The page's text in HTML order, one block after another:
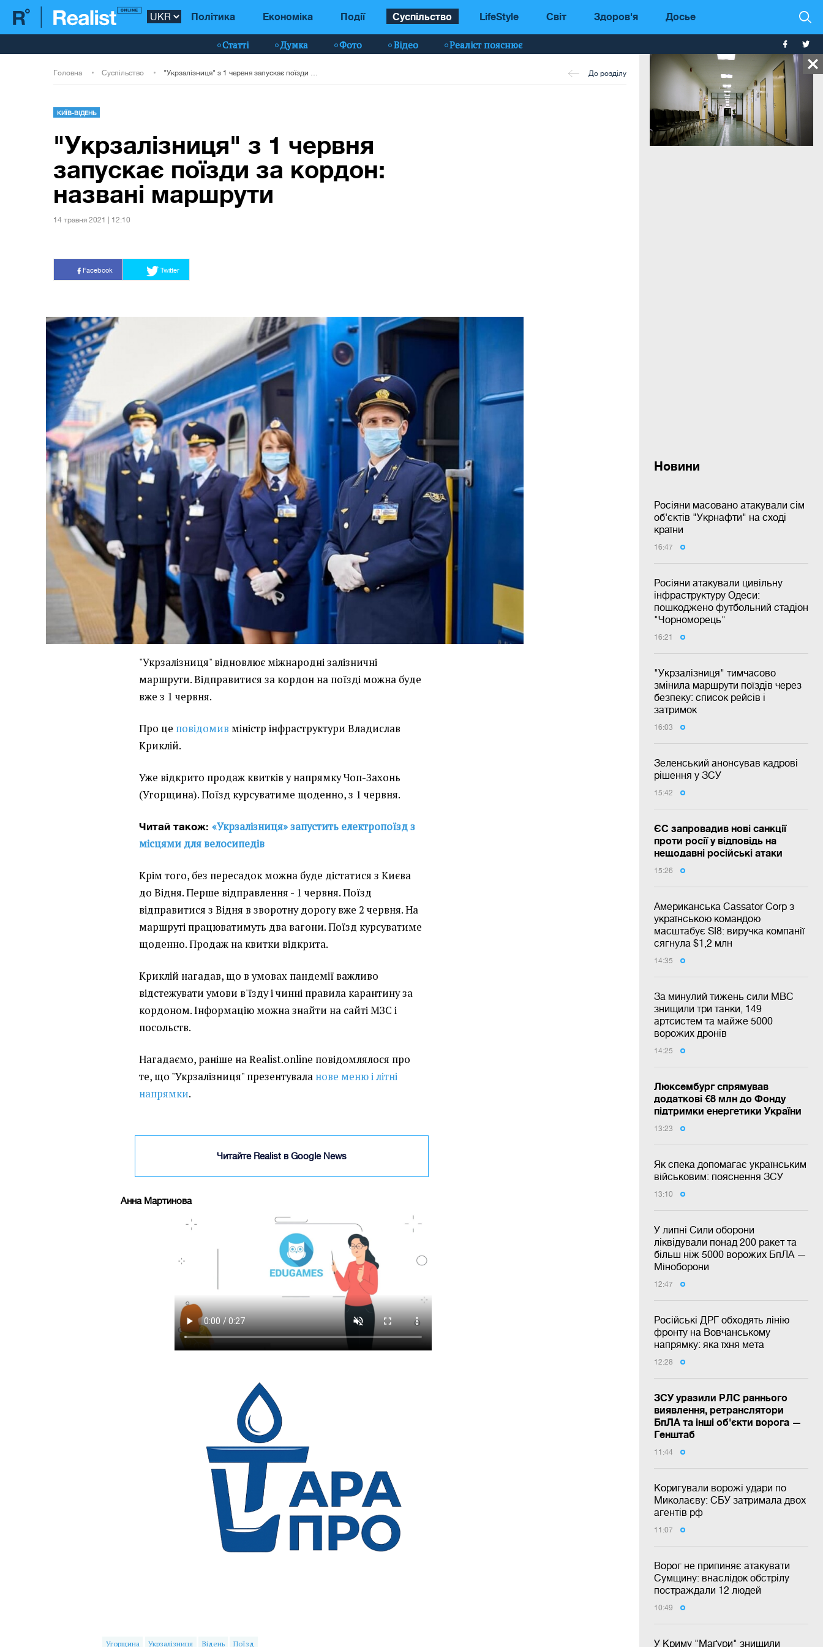
Політика Економіка Події Суспільство LifeStyle Світ Здоров'я Досье
Статті Думка Фото Відео Реаліст пояснює
Новини
Росіяни масовано атакували сім
об'єктів "Укрнафти" на сході
країни
16:47
Росіяни атакували цивільну
інфраструктуру Одеси:
пошкоджено футбольний стадіон
"Чорноморець"
16:21
"Укрзалізниця" тимчасово
змінила маршрути поїздів через
безпеку: список рейсів і
затримок
16:03
Зеленський анонсував кадрові
рішення у ЗСУ
15:42
ЄС запровадив нові санкції
проти росії у відповідь на
нещодавні російські атаки
15:26
Американська Cassator Corp з
українською командою
масштабує SI8: виручка компанії
сягнула $1,2 млн
14:35
За минулий тижень сили МВС
знищили три танки, 149
артсистем та майже 5000
ворожих дронів
14:25
Люксембург спрямував
додаткові €8 млн до Фонду
підтримки енергетики України
13:23
Як спека допомагає українським
військовим: пояснення ЗСУ
13:10
У липні Сили оборони
ліквідували понад 200 ракет та
більш ніж 5000 ворожих БпЛА —
Міноборони
12:47
Російські ДРГ обходять лінію
фронту на Вовчанському
напрямку: яка їхня мета
12:28
ЗСУ уразили РЛС раннього
виявлення, ретранслятори
БпЛА та інші об'єкти ворога —
Генштаб
11:44
Коригували ворожі удари по
Миколаєву: СБУ затримала двох
агентів рф
11:07
Ворог не припиняє атакувати
Сумщину: внаслідок обстрілу
постраждали 12 людей
10:49
У Криму "Маґури" знищили
Головна Суспільство До розділу
КИЇВ-ВІДЕНЬ
"Укрзалізниця" з 1 червня
запускає поїзди за кордон:
названі маршрути
14 травня 2021 | 12:10
Facebook Twitter
"Укрзалізниця" відновлює міжнародні залізничні
маршрути. Відправитися за кордон на поїзді можна буде
вже з 1 червня.
Про це повідомив міністр інфраструктури Владислав
Криклій.
Уже відкрито продаж квитків у напрямку Чоп-Захонь
(Угорщина). Поїзд курсуватиме щоденно, з 1 червня.
Читай також:«Укрзалізниця» запустить електропоїзд з
місцями для велосипедів
Крім того, без пересадок можна буде дістатися з Києва
до Відня. Перше відправлення - 1 червня. Поїзд
відправитися з Відня в зворотну дорогу вже 2 червня. На
маршруті працюватимуть два вагони. Поїзд курсуватиме
щоденно. Продаж на квитки відкрита.
Криклій нагадав, що в умовах пандемії важливо
відстежувати умови в'їзду і чинні правила карантину за
кордоном. Інформацію можна знайти на сайті МЗС і
посольств.
Нагадаємо, раніше на Realist.online повідомлялося про
те, що "Укрзалізниця" презентувала нове меню і літні
напрямки.
Читайте Realist в Google News
Анна Мартинова
Угорщина Укрзалізниця Відень Поїзд